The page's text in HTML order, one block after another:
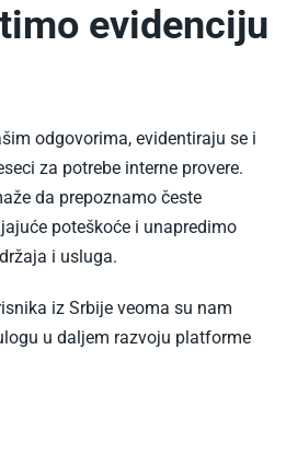
evidenciju
odgovorima, evidentiraju se i
za potrebe interne provere.
da prepoznamo česte
poteškoće i unapredimo
i usluga.
iz Srbije veoma su nam
u daljem razvoju platforme